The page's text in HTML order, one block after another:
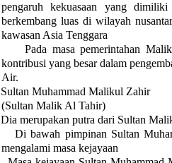
pengaruh kekuasaan yang
berkembang luas di wilayah
kawasan Asia Tenggara
Pada masa pemerintahan
kontribusi yang besar dalam
Air.
Sultan Muhammad Malikul Zahir
(Sultan Malik Al Tahir)
Dia merupakan putra dari Sultan
Di bawah pimpinan Sultan
mengalami masa kejayaan